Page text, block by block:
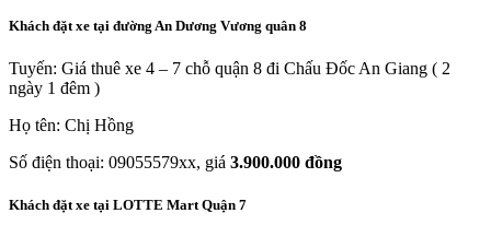
Khách đặt xe tại đường An Dương Vương quân 8
Tuyến: Giá thuê xe 4 – 7 chỗ quận 8 đi Chấu Đốc An Giang ( 2
ngày 1 đêm )
Họ tên: Chị Hồng
Số điện thoại: 09055579xx, giá 3.900.000 đồng
Khách đặt xe tại LOTTE Mart Quận 7